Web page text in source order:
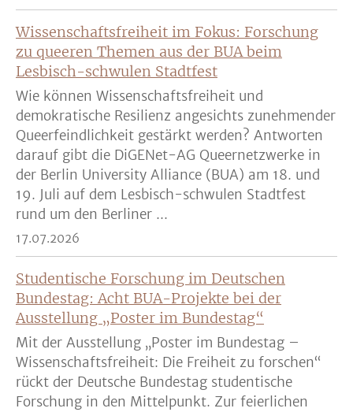
Wissenschaftsfreiheit im Fokus: Forschung
zu queeren Themen aus der BUA beim
Lesbisch-schwulen Stadtfest
Wie können Wissenschaftsfreiheit und
demokratische Resilienz angesichts zunehmender
Queerfeindlichkeit gestärkt werden? Antworten
darauf gibt die DiGENet-AG Queernetzwerke in
der Berlin University Alliance (BUA) am 18. und
19. Juli auf dem Lesbisch-schwulen Stadtfest
rund um den Berliner ...
17.07.2026
Studentische Forschung im Deutschen
Bundestag: Acht BUA-Projekte bei der
Ausstellung „Poster im Bundestag“
Mit der Ausstellung „Poster im Bundestag –
Wissenschaftsfreiheit: Die Freiheit zu forschen“
rückt der Deutsche Bundestag studentische
Forschung in den Mittelpunkt. Zur feierlichen